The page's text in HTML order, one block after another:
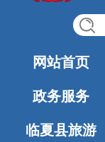
网站首页
政务服务
临夏县旅游